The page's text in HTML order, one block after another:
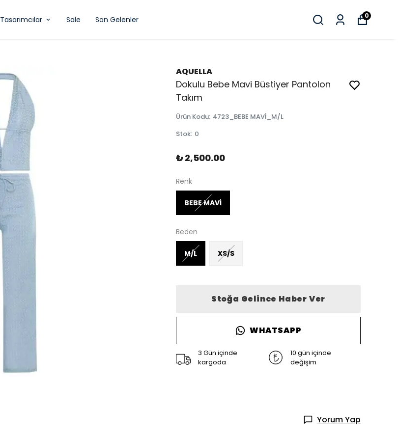
Tasarımcılar Sale Son Gelenler 0
AQUELLA
Dokulu Bebe Mavi Büstiyer Pantolon
Takım
Ürün Kodu: 4723_BEBE MAVİ_M/L
Stok: 0
₺ 2,500.00
Renk
BEBE MAVİ
Beden
M/L XS/S
Stoğa Gelince Haber Ver
WHATSAPP
3 Gün içinde
kargoda
10 gün içinde
değişim
Yorum Yap